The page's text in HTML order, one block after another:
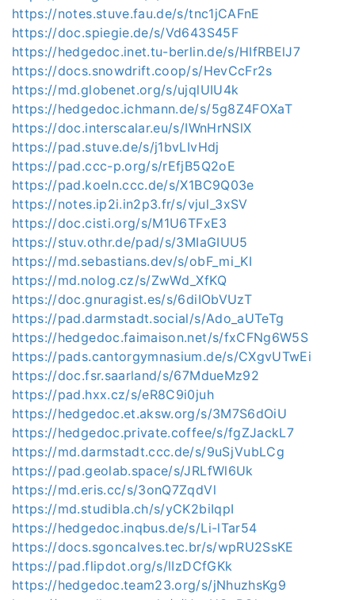
https://notes.stuve.fau.de/s/tnc1jCAFnE
https://doc.spiegie.de/s/Vd643S45F
https://hedgedoc.inet.tu-berlin.de/s/HIfRBElJ7
https://docs.snowdrift.coop/s/HevCcFr2s
https://md.globenet.org/s/ujqlUIU4k
https://hedgedoc.ichmann.de/s/5g8Z4FOXaT
https://doc.interscalar.eu/s/IWnHrNSlX
https://pad.stuve.de/s/j1bvLIvHdj
https://pad.ccc-p.org/s/rEfjB5Q2oE
https://pad.koeln.ccc.de/s/X1BC9Q03e
https://notes.ip2i.in2p3.fr/s/vjul_3xSV
https://doc.cisti.org/s/M1U6TFxE3
https://stuv.othr.de/pad/s/3MIaGIUU5
https://md.sebastians.dev/s/obF_mi_KI
https://md.nolog.cz/s/ZwWd_XfKQ
https://doc.gnuragist.es/s/6diIObVUzT
https://pad.darmstadt.social/s/Ado_aUTeTg
https://hedgedoc.faimaison.net/s/fxCFNg6W5S
https://pads.cantorgymnasium.de/s/CXgvUTwEi
https://doc.fsr.saarland/s/67MdueMz92
https://pad.hxx.cz/s/eR8C9i0juh
https://hedgedoc.et.aksw.org/s/3M7S6dOiU
https://hedgedoc.private.coffee/s/fgZJackL7
https://md.darmstadt.ccc.de/s/9uSjVubLCg
https://pad.geolab.space/s/JRLfWl6Uk
https://md.eris.cc/s/3onQ7ZqdVl
https://md.studibla.ch/s/yCK2biIqpI
https://hedgedoc.inqbus.de/s/Li-lTar54
https://docs.sgoncalves.tec.br/s/wpRU2SsKE
https://pad.flipdot.org/s/lIzDCfGKk
https://hedgedoc.team23.org/s/jNhuzhsKg9